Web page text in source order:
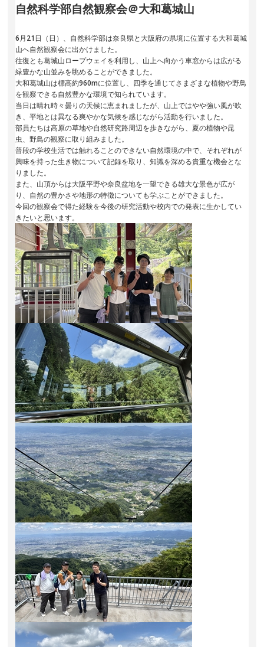
自然科学部自然観察会＠大和葛城山
6月21日（日）、自然科学部は奈良県と大阪府の県境に位置する大和葛城
山へ自然観察会に出かけました。
往復とも葛城山ロープウェイを利用し、山上へ向かう車窓からは広がる
緑豊かな山並みを眺めることができました。
大和葛城山は標高約960mに位置し、四季を通じてさまざまな植物や野鳥
を観察できる自然豊かな環境で知られています。
当日は晴れ時々曇りの天候に恵まれましたが、山上ではやや強い風が吹
き、平地とは異なる爽やかな気候を感じながら活動を行いました。
部員たちは高原の草地や自然研究路周辺を歩きながら、夏の植物や昆
虫、野鳥の観察に取り組みました。
普段の学校生活では触れることのできない自然環境の中で、それぞれが
興味を持った生き物について記録を取り、知識を深める貴重な機会とな
りました。
また、山頂からは大阪平野や奈良盆地を一望できる雄大な景色が広が
り、自然の豊かさや地形の特徴についても学ぶことができました。
今回の観察会で得た経験を今後の研究活動や校内での発表に生かしてい
きたいと思います。